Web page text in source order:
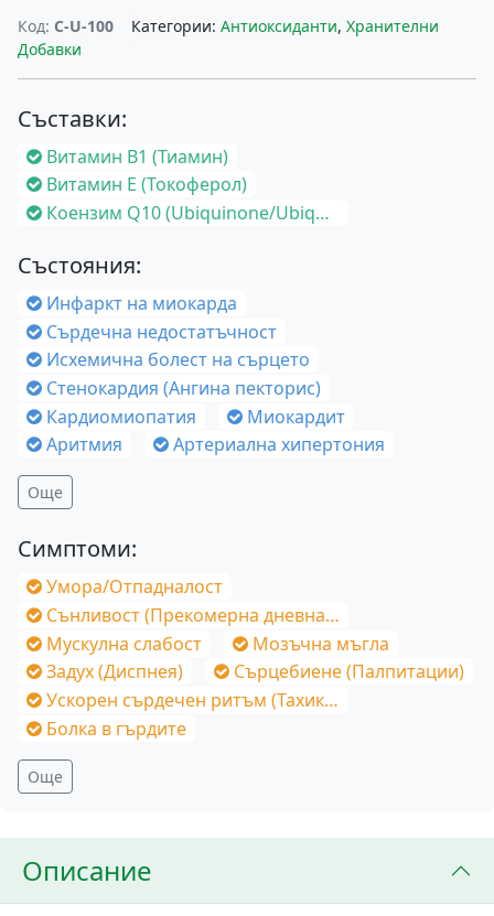
Код: C-U-100 Категории: Антиоксиданти, Хранителни
Добавки
Съставки:
Витамин B1 (Тиамин)
Витамин E (Токоферол)
Коензим Q10 (Ubiquinone/Ubiquinol)
Състояния:
Инфаркт на миокарда
Сърдечна недостатъчност
Исхемична болест на сърцето
Стенокардия (Ангина пекторис)
Кардиомиопатия
Миокардит
Аритмия
Артериална хипертония
Още
Симптоми:
Умора/Отпадналост
Сънливост (Прекомерна дневна)/Постоянна умора
Мускулна слабост
Мозъчна мъгла
Задух (Диспнея)
Сърцебиене (Палпитации)
Ускорен сърдечен ритъм (Тахикардия)
Болка в гърдите
Още
Описание